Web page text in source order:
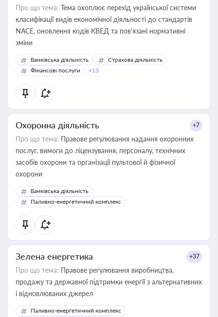
Про що тема: Тема охоплює перехід української системи
класифікації видів економічної діяльності до стандартів
NACE, оновлення кодів КВЕД та пов'язані нормативні
зміни
Банківська діяльність
Страхова діяльність
Фінансові послуги
+13
Охоронна діяльність +7
Про що тема: Правове регулювання надання охоронних
послуг, вимоги до ліцензування, персоналу, технічних
засобів охорони та організації пультової й фізичної
охорони
Банківська діяльність
Паливно-енергетичний комплекс
Зелена енергетика +37
Про що тема: Правове регулювання виробництва,
продажу та державної підтримки енергії з альтернативних
і відновлюваних джерел
Паливно-енергетичний комплекс